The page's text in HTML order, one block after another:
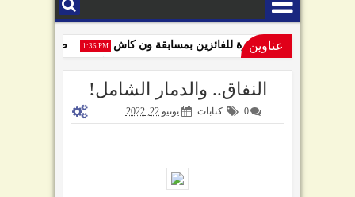
عناوين 1:35 PM كاش تسلّم آخر جائزة للفائزين بمسابقة ون كاش صنعاء تعلن
النفاق.. والدمار الشامل!
0 كتابات يونيو 22, 2022